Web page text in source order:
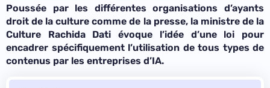
Poussée par les différentes organisations d’ayants
droit de la culture comme de la presse, la ministre de la
Culture Rachida Dati évoque l’idée d’une loi pour
encadrer spécifiquement l’utilisation de tous types de
contenus par les entreprises d’IA.